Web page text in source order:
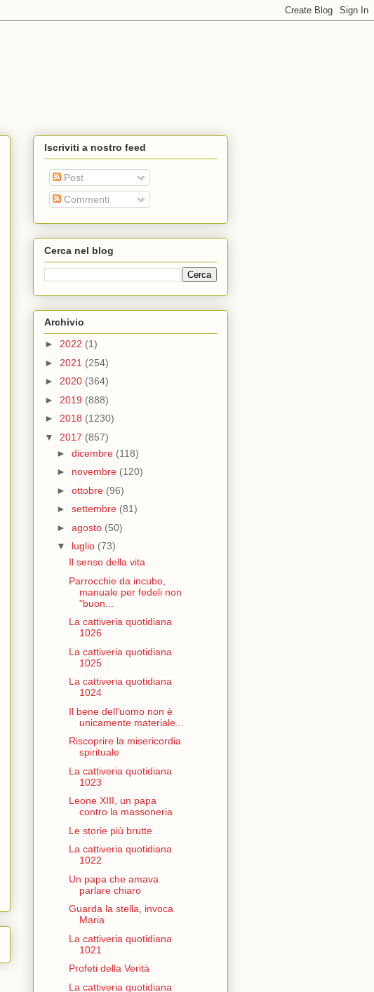
Iscriviti a nostro feed
Post
Commenti
Cerca nel blog
Archivio
► 2022 (1)
► 2021 (254)
► 2020 (364)
► 2019 (888)
► 2018 (1230)
▼ 2017 (857)
► dicembre (118)
► novembre (120)
► ottobre (96)
► settembre (81)
► agosto (50)
▼ luglio (73)
Il senso della vita
Parrocchie da incubo,
manuale per fedeli non
"buon...
La cattiveria quotidiana
1026
La cattiveria quotidiana
1025
La cattiveria quotidiana
1024
Il bene dell'uomo non è
unicamente materiale...
Riscoprire la misericordia
spirituale
La cattiveria quotidiana
1023
Leone XIII, un papa
contro la massoneria
Le storie più brutte
La cattiveria quotidiana
1022
Un papa che amava
parlare chiaro
Guarda la stella, invoca
Maria
La cattiveria quotidiana
1021
Profeti della Verità
La cattiveria quotidiana